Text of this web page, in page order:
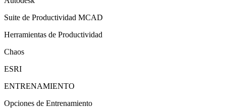
Suite de Productividad MCAD
Herramientas de Productividad
Chaos
ESRI
ENTRENAMIENTO
Opciones de Entrenamiento